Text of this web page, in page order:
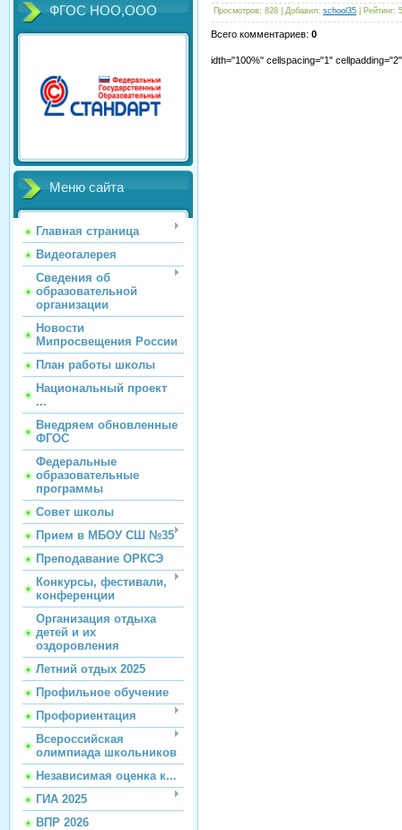
ФГОС НОО,ООО
Меню сайта
Главная страница
Видеогалерея
Сведения об
образовательной
организации
Новости
Мипросвещения России
План работы школы
Национальный проект
...
Внедряем обновленные
ФГОС
Федеральные
образовательные
программы
Совет школы
Прием в МБОУ СШ №35
Преподавание ОРКСЭ
Конкурсы, фестивали,
конференции
Организация отдыха
детей и их
оздоровления
Летний отдых 2025
Профильное обучение
Профориентация
Всероссийская
олимпиада школьников
Независимая оценка к...
ГИА 2025
ВПР 2026
Просмотров: 828 Добавил: school35 Рейтинг:
Всего комментариев: 0
idth="100%" cellspacing="1"